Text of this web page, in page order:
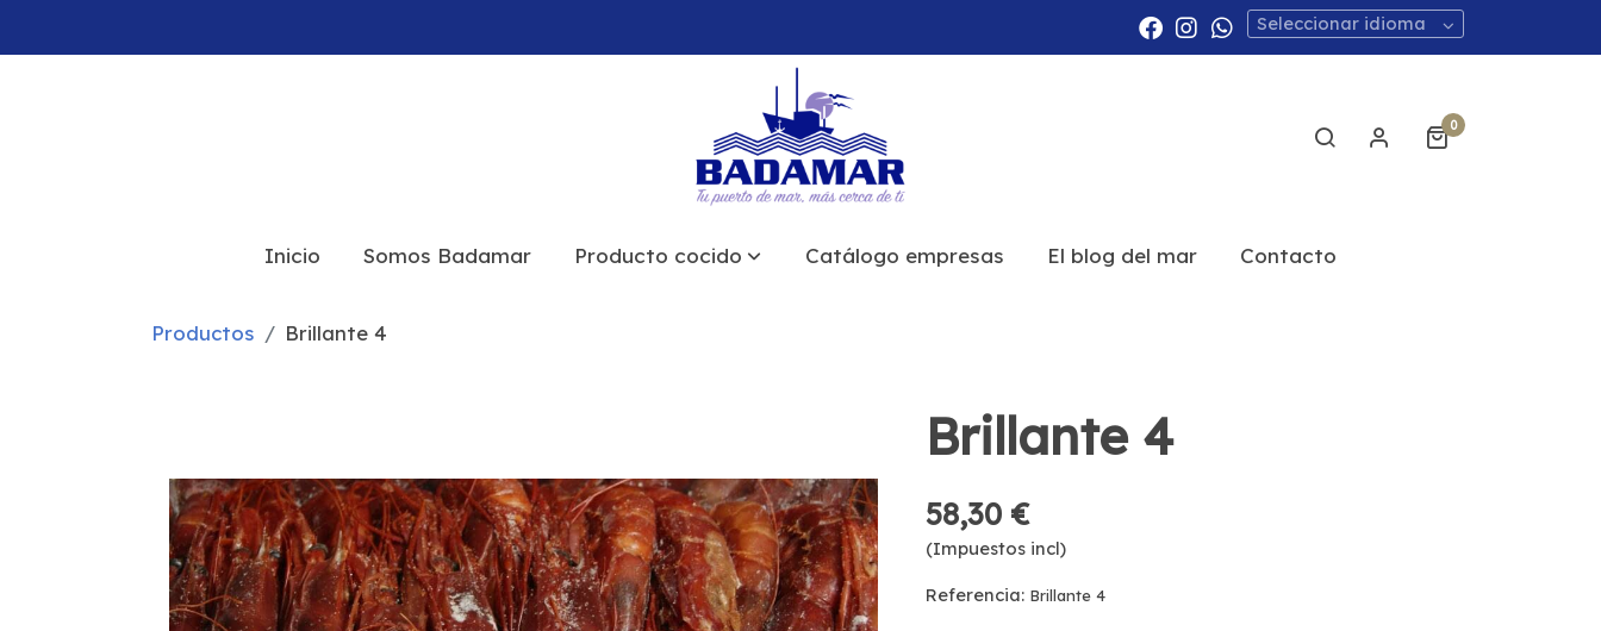
Seleccionar idioma
0
Inicio Somos Badamar Producto cocido Catálogo empresas El blog del mar Contacto
Productos Brillante 4
Brillante 4
58,30 €
(Impuestos incl)
Referencia: Brillante 4